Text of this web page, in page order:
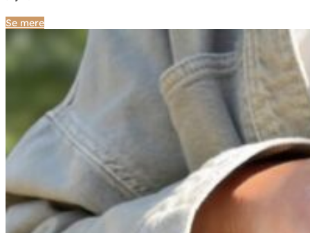
Se mere